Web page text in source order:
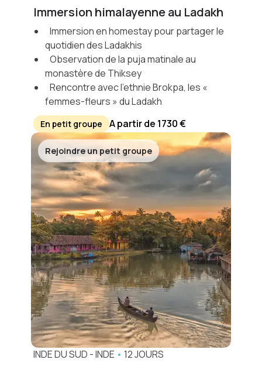
Immersion himalayenne au Ladakh
Immersion en homestay pour partager le
quotidien des Ladakhis
Observation de la puja matinale au
monastère de Thiksey
Rencontre avec l’ethnie Brokpa, les «
femmes-fleurs » du Ladakh
En petit groupe A partir de 1730 €
Rejoindre un petit groupe
INDE DU SUD -INDE • 12 JOURS